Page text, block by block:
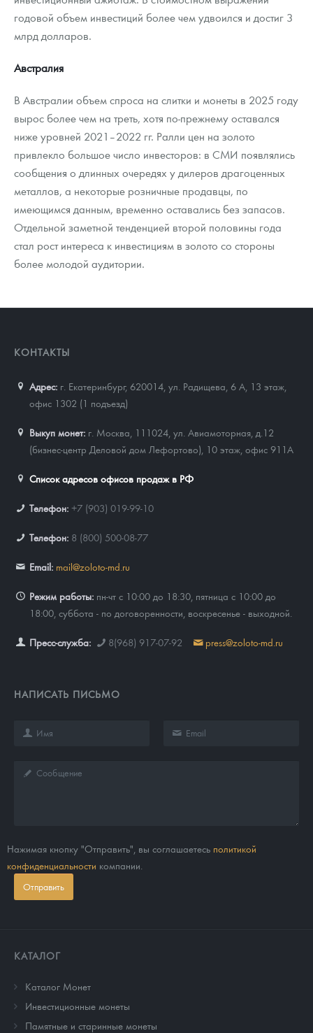
годовой объем инвестиций более чем удвоился и достиг 3
млрд долларов.
Австралия
В Австралии объем спроса на слитки и монеты в 2025 году
вырос более чем на треть, хотя по-прежнему оставался
ниже уровней 2021–2022 гг. Ралли цен на золото
привлекло большое число инвесторов: в СМИ появлялись
сообщения о длинных очередях у дилеров драгоценных
металлов, а некоторые розничные продавцы, по
имеющимся данным, временно оставались без запасов.
Отдельной заметной тенденцией второй половины года
стал рост интереса к инвестициям в золото со стороны
более молодой аудитории.
КОНТАКТЫ
Адрес: г. Екатеринбург, 620014 ул. Радищева, 6 А, 13 этаж,
офис 1302 (1 подъезд)
Выкуп монет: г. Москва, 111024, ул. Авиамоторная, д.12
(бизнес-центр Деловой дом Лефортово), 10 этаж, офис 911А
Список адресов офисов продаж в РФ
Телефон: +7 (903) 019-99-10
Телефон: 8 (800) 500-08-77
Email: mail@zoloto-md.ru
Режим работы: пн-чт с 10:00 до 18:30, пятница с 10:00 до
18:00, суббота - по договоренности, воскресенье - выходной.
Пресс-служба: 8(968) 917-07-92 press@zoloto-md.ru
НАПИСАТЬ ПИСЬМО
Нажимая кнопку "Отправить", вы соглашаетесь политикой
конфиденциальности компании.
Отправить
КАТАЛОГ
Каталог Монет
Инвестиционные монеты
Памятные и старинные монеты